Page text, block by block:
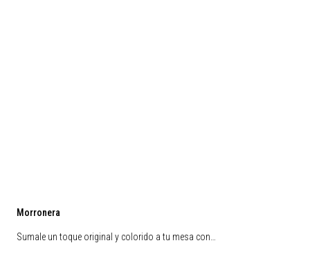
Morronera
Sumale un toque original y colorido a tu mesa con…